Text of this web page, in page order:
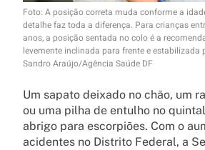
Foto: A posição correta muda conforme a
detalhe faz toda a diferença. Para crianças
anos, a posição sentada no colo é a
levemente inclinada para frente e estabilizada
Sandro Araújo/Agência Saúde DF
Um sapato deixado no chão, um
ou uma pilha de entulho no
abrigo para escorpiões. Com o
acidentes no Distrito Federal, a